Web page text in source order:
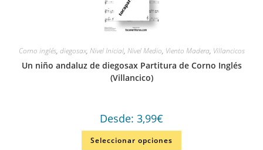
Corno inglés, diegosax, Nivel Inicial, Nivel Medio, Viento Madera, Villancicos
Un niño andaluz de diegosax Partitura de Corno Inglés
(Villancico)
Desde: 3,99€
Seleccionar opciones